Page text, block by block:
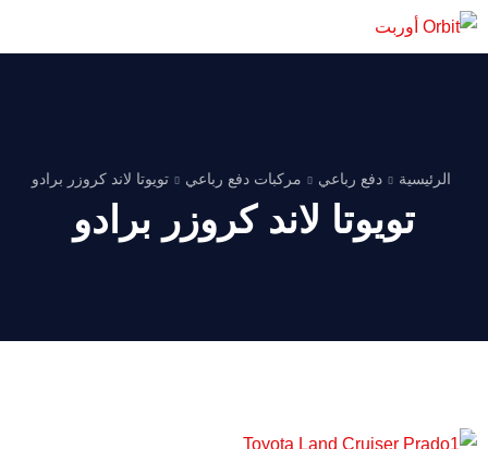
الرئيسية دفع رباعي مركبات دفع رباعي تويوتا لاند كروزر برادو
تويوتا لاند كروزر برادو